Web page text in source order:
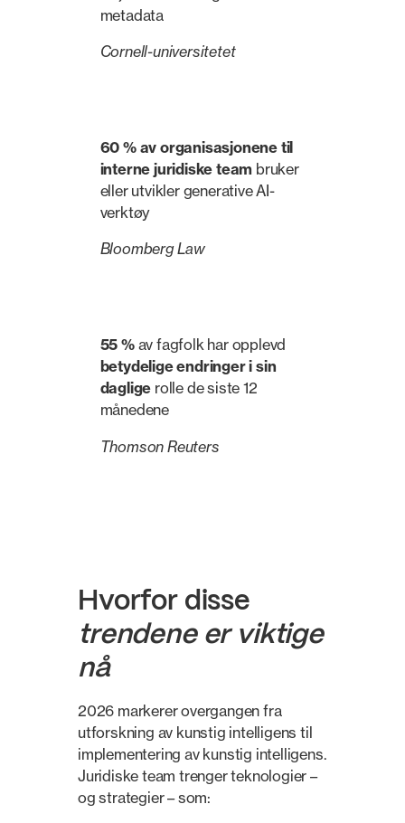
metadata
Cornell-universitetet
60 % av organisasjonene til
interne juridiske team bruker
eller utvikler generative AI-
verktøy
Bloomberg Law
55 %av fagfolk har opplevd
betydelige endringer i sin
daglige rolle de siste 12
månedene
Thomson Reuters
Hvorfor disse
trendene er viktige
nå
2026 markerer overgangen fra
utforskning av kunstig intelligens til
implementering av kunstig intelligens.
Juridiske team trenger teknologier –
og strategier – som: